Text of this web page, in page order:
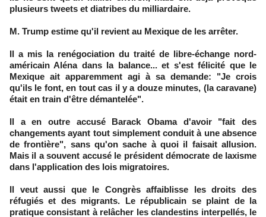
plusieurs tweets et diatribes du milliardaire.
M. Trump estime qu'il revient au Mexique de les arrêter.
Il a mis la renégociation du traité de libre-échange nord-
américain Aléna dans la balance... et s'est félicité que le
Mexique ait apparemment agi à sa demande: "Je crois
qu'ils le font, en tout cas il y a douze minutes, (la caravane)
était en train d'être démantelée".
Il a en outre accusé Barack Obama d'avoir "fait des
changements ayant tout simplement conduit à une absence
de frontière", sans qu'on sache à quoi il faisait allusion.
Mais il a souvent accusé le président démocrate de laxisme
dans l'application des lois migratoires.
Il veut aussi que le Congrès affaiblisse les droits des
réfugiés et des migrants. Le républicain se plaint de la
pratique consistant à relâcher les clandestins interpellés, le